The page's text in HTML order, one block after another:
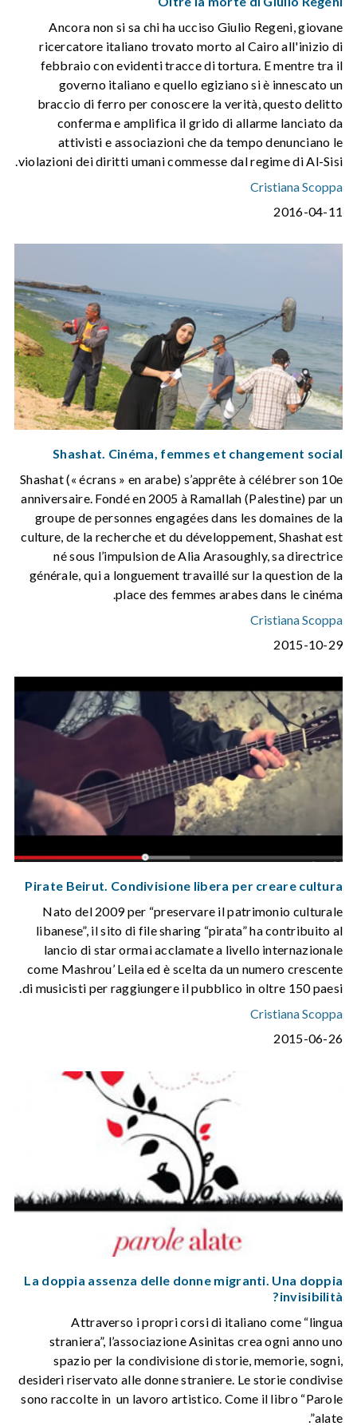
Ancora non si sa chi ha ucciso Giulio Regeni, giovane
ricercatore italiano trovato morto al Cairo all'inizio di
febbraio con evidenti tracce di tortura. E mentre tra il
governo italiano e quello egiziano si è innescato un
braccio di ferro per conoscere la verità, questo delitto
conferma e amplifica il grido di allarme lanciato da
attivisti e associazioni che da tempo denunciano le
violazioni dei diritti umani commesse dal regime di Al-Sisi.
Cristiana Scoppa
2016-04-11
Shashat. Cinéma, femmes et changement social
Shashat (« écrans » en arabe) s’apprête à célébrer son 10e
anniversaire. Fondé en 2005 à Ramallah (Palestine) par un
groupe de personnes engagées dans les domaines de la
culture, de la recherche et du développement, Shashat est
né sous l’impulsion de Alia Arasoughly, sa directrice
générale, qui a longuement travaillé sur la question de la
place des femmes arabes dans le cinéma.
Cristiana Scoppa
2015-10-29
Pirate Beirut. Condivisione libera per creare cultura
Nato del 2009 per “preservare il patrimonio culturale
libanese”, il sito di file sharing “pirata” ha contribuito al
lancio di star ormai acclamate a livello internazionale
come Mashrou’ Leila ed è scelta da un numero crescente
di musicisti per raggiungere il pubblico in oltre 150 paesi.
Cristiana Scoppa
2015-06-26
La doppia assenza delle donne migranti. Una doppia
invisibilità?
Attraverso i propri corsi di italiano come “lingua
straniera”, l’associazione Asinitas crea ogni anno uno
spazio per la condivisione di storie, memorie, sogni,
desideri riservato alle donne straniere. Le storie condivise
sono raccolte in un lavoro artistico. Come il libro “Parole
alate”.